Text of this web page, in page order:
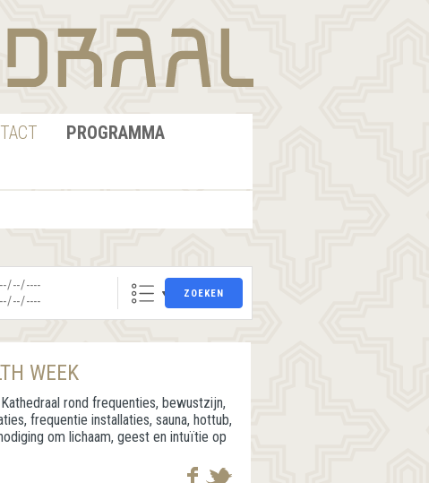
PROGRAMMA
ZOEKEN
WEEK
rond frequenties, bewustzijn,
frequentie installaties, sauna, hottub,
om lichaam, geest en intuïtie op